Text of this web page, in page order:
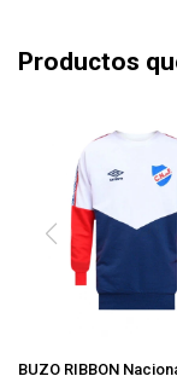
Productos
BUZO RIBBON